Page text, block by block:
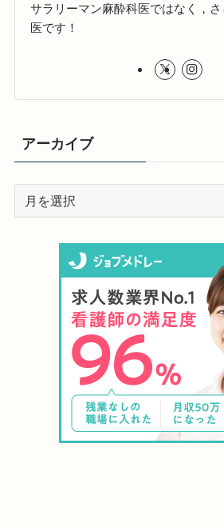
サラリーマン麻酔科医ではなく，
医です！
アーカイブ